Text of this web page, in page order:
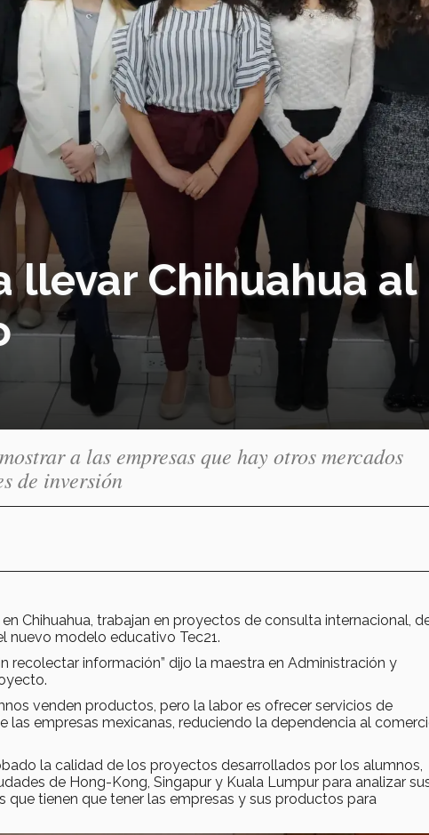
llevar Chihuahua al
a las empresas que hay otros mercados
de inversión
Chihuahua, trabajan en proyectos de consulta internacional,
nuevo modelo educativo Tec21.
recolectar información” dijo la maestra en Administración y
venden productos, pero la labor es ofrecer servicios de
empresas mexicanas, reduciendo la dependencia al
la calidad de los proyectos desarrollados por los alumnos,
de Hong-Kong, Singapur y Kuala Lumpur para analizar
tienen que tener las empresas y sus productos para